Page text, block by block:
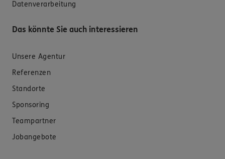
Datenverarbeitung
Das könnte Sie auch interessieren
Unsere Agentur
Referenzen
Standorte
Sponsoring
Teampartner
Jobangebote